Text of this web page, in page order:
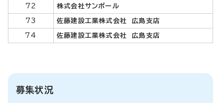
72 株式会社サンポール
73 佐藤建設工業株式会社 広島支店
74 佐藤建設工業株式会社 広島支店
募集状況